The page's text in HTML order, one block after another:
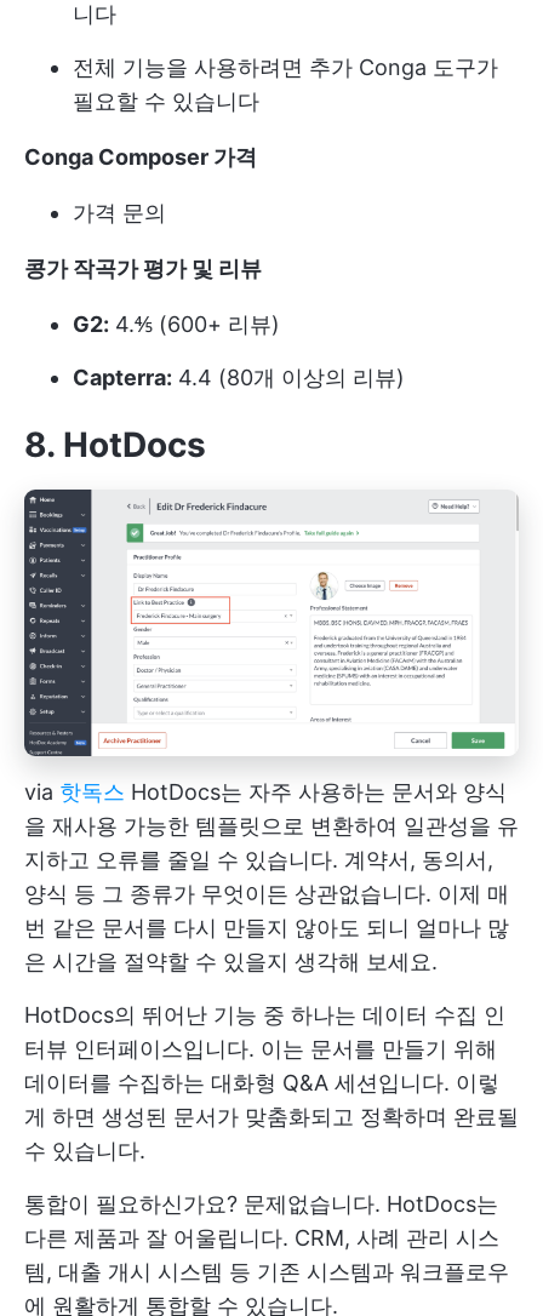
니다
전체 기능을 사용하려면 추가 Conga 도구가
필요할 수 있습니다
Conga Composer 가격
가격 문의
콩가 작곡가 평가 및 리뷰
G2: 4.⅘ (600+ 리뷰)
Capterra: 4.4 (80개 이상의 리뷰)
8. HotDocs
via 핫독스 HotDocs는 자주 사용하는 문서와 양식
을 재사용 가능한 템플릿으로 변환하여 일관성을 유
지하고 오류를 줄일 수 있습니다. 계약서, 동의서,
양식 등 그 종류가 무엇이든 상관없습니다. 이제 매
번 같은 문서를 다시 만들지 않아도 되니 얼마나 많
은 시간을 절약할 수 있을지 생각해 보세요.
HotDocs의 뛰어난 기능 중 하나는 데이터 수집 인
터뷰 인터페이스입니다. 이는 문서를 만들기 위해
데이터를 수집하는 대화형 Q&A 세션입니다. 이렇
게 하면 생성된 문서가 맞춤화되고 정확하며 완료될
수 있습니다.
통합이 필요하신가요? 문제없습니다. HotDocs는
다른 제품과 잘 어울립니다. CRM, 사례 관리 시스
템, 대출 개시 시스템 등 기존 시스템과 워크플로우
에 원활하게 통합할 수 있습니다.